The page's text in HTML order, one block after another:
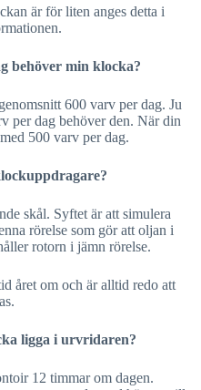
är för liten anges detta i
behöver min klocka?
600 varv per dag. Ju
per dag behöver den. När din
500 varv per dag.
skål. Syftet är att simulera
rörelse som gör att oljan i
rotorn i jämn rörelse.
året om och är alltid redo att
ligga i urvridaren?
12 timmar om dagen.